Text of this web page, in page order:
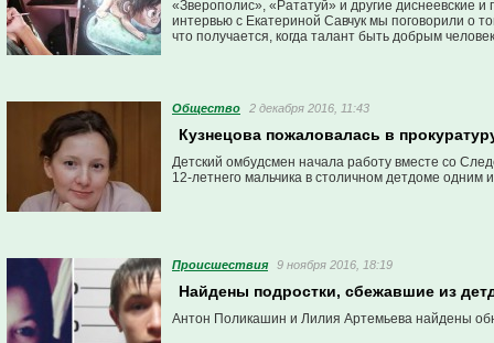
«Зверополис», «Рататуй» и другие диснеевские
интервью с Екатериной Савчук мы поговорили о
что получается, когда талант быть добрым
Общество 2 декабря 2016, 11:43
Кузнецова пожаловалась в
Детский омбудсмен начала работу вместе со
12-летнего мальчика в столичном детдоме одним
Проиcшествия 9 ноября 2016, 18:19
Найдены подростки, сбежавшие из
Антон Поликашин и Лилия Артемьева найдены